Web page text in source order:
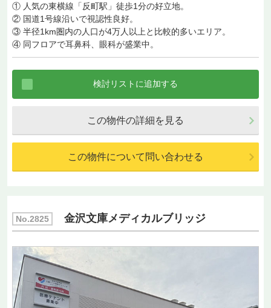
① 人気の東横線「反町駅」徒歩1分の好立地。
② 国道1号線沿いで視認性良好。
③ 半径1km圏内の人口が4万人以上と比較的多いエリア。
④ 同フロアで耳鼻科、眼科が盛業中。
この物件の詳細を見る
この物件について問い合わせる
No.2825 金沢文庫メディカルブリッジ